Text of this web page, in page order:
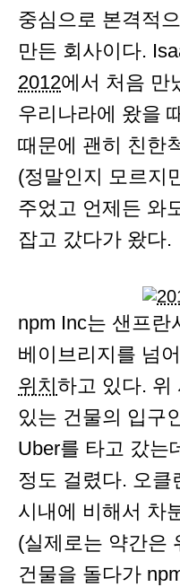
중심으로 본격적
만든 회사이다.
2012에서 처음 만
우리나라에 왔을
때문에 괜히 친한
(정말인지 모르지
주었고 언제든 와
잡고 갔다가 왔다.
npm Inc는 샌프란
베이브리지를 넘
위치하고 있다. 위
있는 건물의 입구
Uber를 타고 갔는
정도 걸렸다. 오클
시내에 비해서 차
(실제로는 약간은
건물을 돌다가